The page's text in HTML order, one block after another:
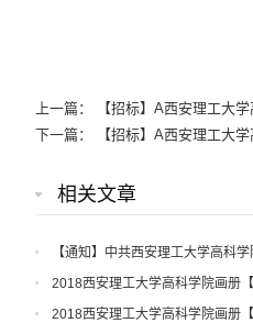
上一篇：
【招标】A西安理工大
下一篇：
【招标】A西安理工大
相关文章
【通知】中共西安理工大学高科
知
2018西安理工大学高科学院画册
2018西安理工大学高科学院画册